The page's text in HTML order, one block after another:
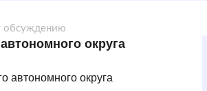
обсуждению
округа
автономного округа